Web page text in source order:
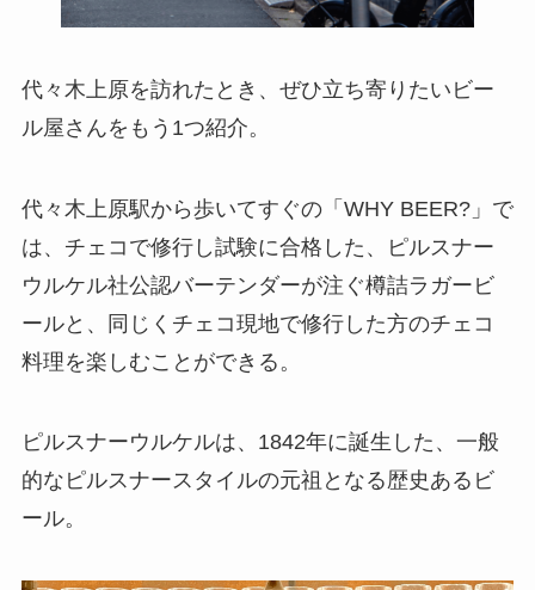
代々木上原を訪れたとき、ぜひ立ち寄りたいビー
ル屋さんをもう1つ紹介。
代々木上原駅から歩いてすぐの「WHY BEER?」で
は、チェコで修行し試験に合格した、ピルスナー
ウルケル社公認バーテンダーが注ぐ樽詰ラガービ
ールと、同じくチェコ現地で修行した方のチェコ
料理を楽しむことができる。
ピルスナーウルケルは、1842年に誕生した、一般
的なピルスナースタイルの元祖となる歴史あるビ
ール。